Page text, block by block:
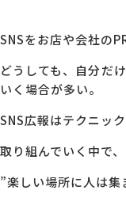
SNSをお店や会社の
どうしても、自分だ
いく場合が多い。
SNS広報はテクニッ
取り組んでいく中で、
”楽しい場所に人は集